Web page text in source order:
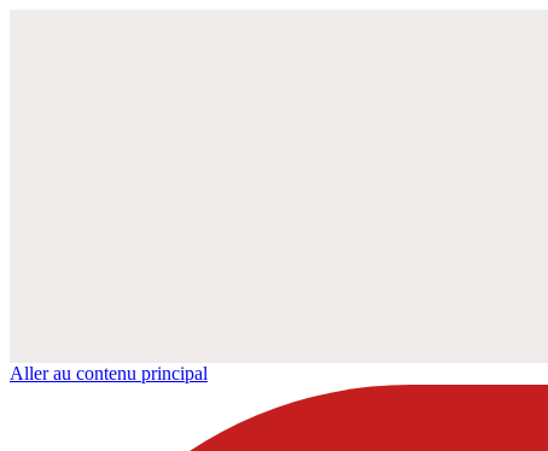
Aller au contenu principal